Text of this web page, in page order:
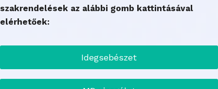
szakrendelések az alábbi gomb kattintásával
elérhetőek:
Idegsebészet